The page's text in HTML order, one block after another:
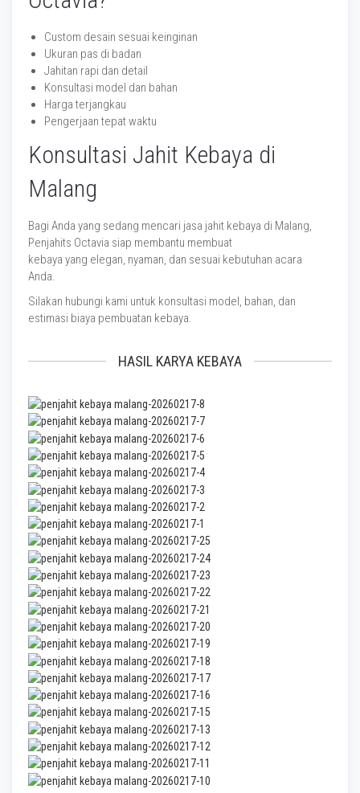
Custom desain sesuai keinginan
Ukuran pas di badan
Jahitan rapi dan detail
Konsultasi model dan bahan
Harga terjangkau
Pengerjaan tepat waktu
Konsultasi Jahit Kebaya di
Malang
Bagi Anda yang sedang mencari jasa jahit kebaya di Malang,
Penjahits Octavia siap membantu membuat
kebaya yang elegan, nyaman, dan sesuai kebutuhan acara
Anda.
Silakan hubungi kami untuk konsultasi model, bahan, dan
estimasi biaya pembuatan kebaya.
HASIL KARYA KEBAYA